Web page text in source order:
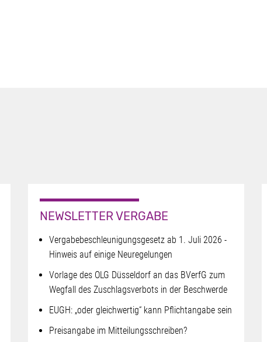
NEWSLETTER VERGABE
Vergabebeschleunigungsgesetz ab 1. Juli 2026 -
Hinweis auf einige Neuregelungen
Vorlage des OLG Düsseldorf an das BVerfG zum
Wegfall des Zuschlagsverbots in der Beschwerde
EUGH: „oder gleichwertig“ kann Pflichtangabe sein
Preisangabe im Mitteilungsschreiben?